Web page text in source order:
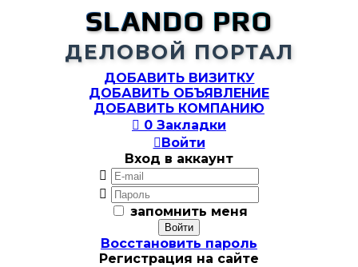
SLANDO PRO
ДЕЛОВОЙ ПОРТАЛ
ДОБАВИТЬ ВИЗИТКУ
ДОБАВИТЬ ОБЪЯВЛЕНИЕ
ДОБАВИТЬ КОМПАНИЮ
 0 Закладки
Войти
Вход в аккаунт


запомнить меня
Восстановить пароль
Регистрация на сайте